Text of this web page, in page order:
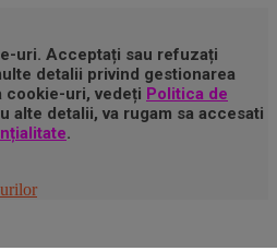
uri. Acceptați sau refuzați
detalii privind gestionarea
uri, vedeți Politica de
alte detalii, va rugam sa accesati
.